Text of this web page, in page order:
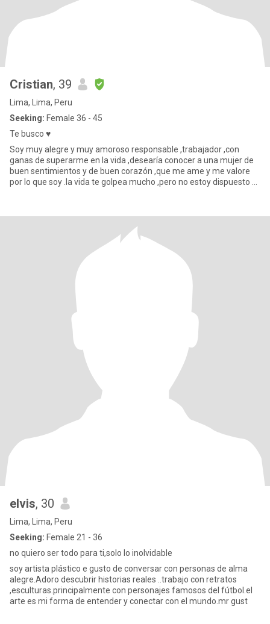
Cristian, 39
Lima, Lima, Peru
Seeking: Female 36 - 45
Te busco ♥️
Soy muy alegre y muy amoroso responsable ,trabajador ,con
ganas de superarme en la vida ,desearía conocer a una mujer de
buen sentimientos y de buen corazón ,que me ame y me valore
por lo que soy .la vida te golpea mucho ,pero no estoy dispuesto a
elvis, 30
Lima, Lima, Peru
Seeking: Female 21 - 36
no quiero ser todo para ti,solo lo inolvidable
soy artista plástico e gusto de conversar con personas de alma
alegre.Adoro descubrir historias reales ..trabajo con retratos
,esculturas.principalmente con personajes famosos del fútbol.el
arte es mi forma de entender y conectar con el mundo.mr gust